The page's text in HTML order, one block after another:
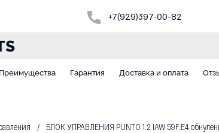
+7(929)397-00-82
Преимущества Гарантия Доставка и оплата
БЛОК УПРАВЛЕНИЯ PUNTO 1.2 IAW 59F.E4